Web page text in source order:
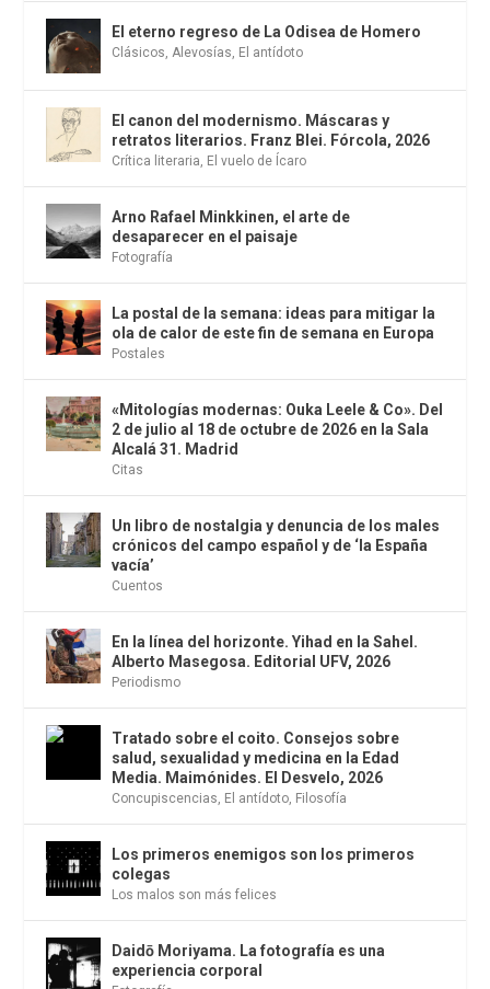
El eterno regreso de La Odisea de Homero
Clásicos,Alevosías, El antídoto
El canon del modernismo. Máscaras y
retratos literarios. Franz Blei. Fórcola, 2026
Crítica literaria, El vuelo de Ícaro
Arno Rafael Minkkinen, el arte de
desaparecer en el paisaje
Fotografía
La postal de la semana: ideas para mitigar la
ola de calor de este fin de semana en Europa
Postales
«Mitologías modernas: Ouka Leele & Co». Del
2 de julio al 18 de octubre de 2026 en la Sala
Alcalá 31. Madrid
Citas
Un libro de nostalgia y denuncia de los males
crónicos del campo español y de ‘la España
vacía’
Cuentos
En la línea del horizonte. Yihad en la Sahel.
Alberto Masegosa. Editorial UFV, 2026
Periodismo
Tratado sobre el coito. Consejos sobre
salud, sexualidad y medicina en la Edad
Media. Maimónides. El Desvelo, 2026
Concupiscencias, El antídoto, Filosofía
Los primeros enemigos son los primeros
colegas
Los malos son más felices
Daidō Moriyama. La fotografía es una
experiencia corporal